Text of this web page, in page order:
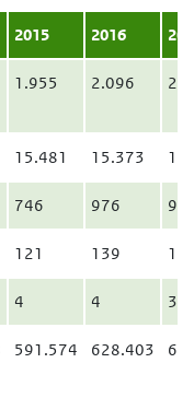
2015 2016
1.955 2.096
15.481 15.373
746 976
121 139
4 4 3
591.574 628.403